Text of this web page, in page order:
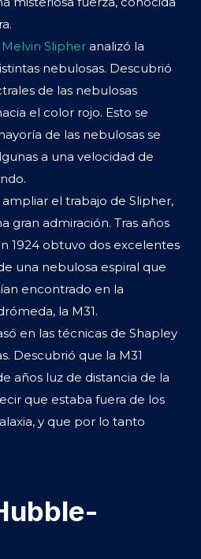
Slipher analizó la
nebulosas. Descubrió
de las nebulosas
el color rojo. Esto se
de las nebulosas se
a una velocidad de
el trabajo de Slipher,
gran admiración. Tras años
1924 obtuvo dos excelentes
una nebulosa espiral que
encontrado en la
la M31.
en las técnicas de Shapley
Descubrió que la M31
años luz de distancia de la
que estaba fuera de los
y que por lo tanto